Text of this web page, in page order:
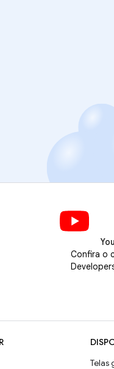
Confira o
Telas